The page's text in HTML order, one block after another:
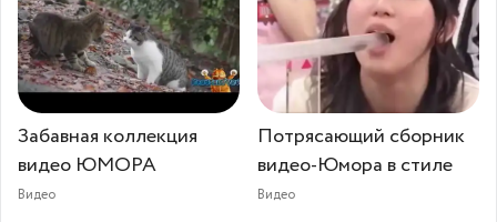
Забавная коллекция
видео ЮМОРА
Видео
Потрясающий сборник
видео-Юмора в стиле
Видео